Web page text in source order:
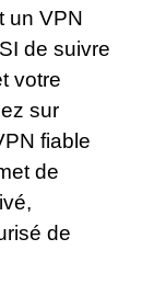
un VPN
de suivre
votre
sur
fiable
de
de